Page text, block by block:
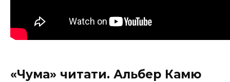
«Чума» читати. Альбер Камю